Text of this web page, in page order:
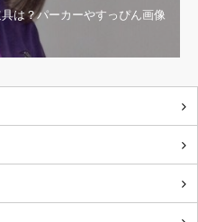
は？パーカーやすっぴん画像